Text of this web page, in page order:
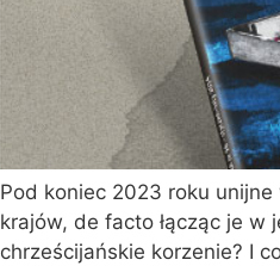
Pod koniec 2023 roku
krajów, de facto łącząc je w
chrześcijańskie korzenie? I